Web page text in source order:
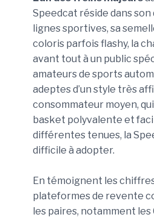
Speedcat réside dans son
lignes sportives, sa
coloris parfois flashy, la
avant tout à un public
amateurs de sports
adeptes d’un style très
consommateur moyen,
basket polyvalente et
différentes tenues, la
difficile à adopter.
En témoignent les
plateformes de revente
les paires, notamment les